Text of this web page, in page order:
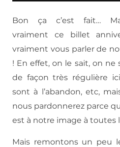
Bon ça c’est fait…
vraiment ce billet
vraiment vous parler de
! En effet, on le sait, on ne
de façon très régulière
sont à l’abandon, etc,
nous pardonnerez parce
est à notre image à toutes
Mais remontons un peu